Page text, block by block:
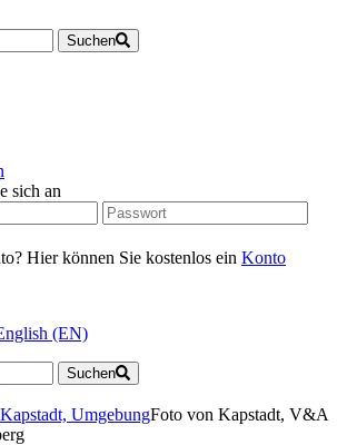
Suchen
sich an
Hier können Sie kostenlos ein Konto
(EN)
Suchen
UmgebungFoto von Kapstadt, V&A